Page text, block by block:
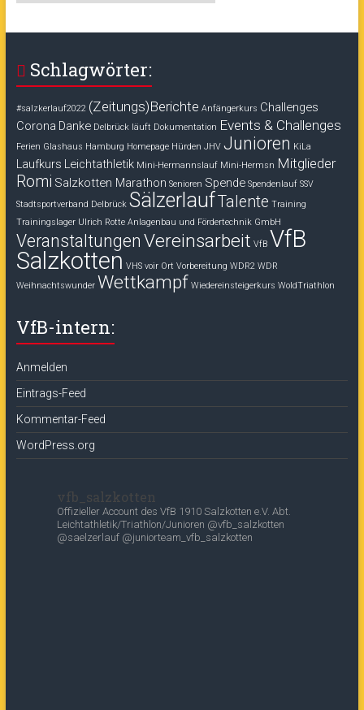
Schlagwörter:
#salzkerlauf2022 (Zeitungs)Berichte Anfängerkurs Challenges
Corona Danke Delbrück läuft Dokumentation Events & Challenges
Ferien Glashaus Hamburg Homepage Hürden JHV Junioren KiLa
Laufkurs Leichtathletik Mini-Hermannslauf Mini-Hermsn Mitglieder
Romi Salzkotten Marathon Senioren Spende Spendenlauf SSV
Stadtsportverband Delbrück SälzerlaufTalente Training
Trainingslager Ulrich Rotte Anlagenbau und Fördertechnik GmbH
Veranstaltungen Vereinsarbeit VfB VfB
Salzkotten VHS voir Ort Vorbereitung WDR2 WDR
Weihnachtswunder Wettkampf Wiedereinsteigerkurs WoldTriathlon
VfB-intern:
Anmelden
Eintrags-Feed
Kommentar-Feed
WordPress.org
vfb_salzkotten
Offizieller Account des VfB 1910 Salzkotten e.V. Abt.
Leichtathletik/Triathlon/Junioren @vfb_salzkotten
@saelzerlauf @juniorteam_vfb_salzkotten